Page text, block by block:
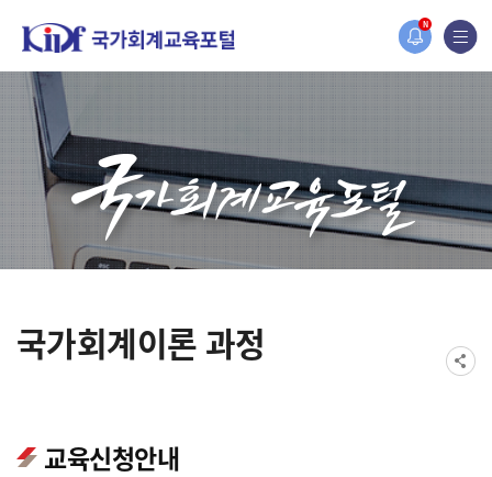
N
홈페이지가 새롭게 개편되었습니다.
한국조세재정연구원홈페이지가 새롭게 개설되었습니다.
국가회계이론 과정
교육신청안내